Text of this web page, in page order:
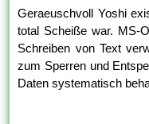
Geraeuschvoll Yoshi
total Scheiße war. MS-
Schreiben von Text
zum Sperren und
Daten systematisch